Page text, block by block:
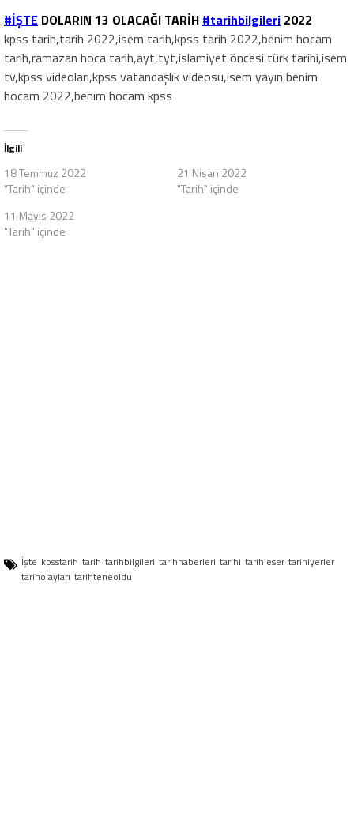
#İŞTE DOLARIN 13 OLACAĞI TARİH #tarihbilgileri 2022
kpss tarih,tarih 2022,isem tarih,kpss tarih 2022,benim hocam
tarih,ramazan hoca tarih,ayt,tyt,islamiyet öncesi türk tarihi,isem
tv,kpss videoları,kpss vatandaşlık videosu,isem yayın,benim
hocam 2022,benim hocam kpss
İlgili
18 Temmuz 2022
"Tarih" içinde
21 Nisan 2022
"Tarih" içinde
11 Mayıs 2022
"Tarih" içinde
İşte kpsstarih tarih tarihbilgileri tarihhaberleri tarihi tarihieser tarihiyerler
tariholayları tarihteneoldu